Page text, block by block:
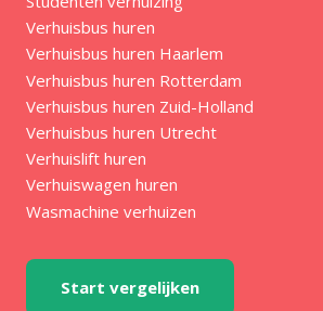
Verhuisbus huren
Verhuisbus huren Haarlem
Verhuisbus huren Rotterdam
Verhuisbus huren Zuid-Holland
Verhuisbus huren Utrecht
Verhuislift huren
Verhuiswagen huren
Wasmachine verhuizen
Start vergelijken